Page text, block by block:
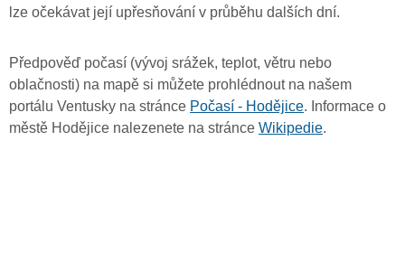
lze očekávat její upřesňování v průběhu dalších dní.
Předpověď počasí (vývoj srážek, teplot, větru nebo
oblačnosti) na mapě si můžete prohlédnout na našem
portálu Ventusky na stránce Počasí - Hodějice. Informace o
městě Hodějice nalezenete na stránce Wikipedie.